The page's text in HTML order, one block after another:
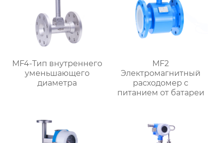
MF4-Тип внутреннего
уменьшающего
диаметра
MF2
Электромагнитный
расходомер с
питанием от батареи